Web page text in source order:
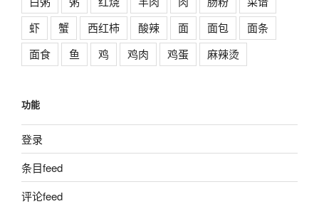
虾
蟹 西红柿 酸辣 面 面包
面条
面食
鱼 鸡 鸡肉 鸡蛋 麻辣烫
功能
登录
条目feed
评论feed